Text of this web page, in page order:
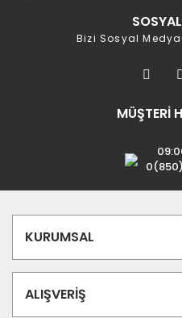
Bizi Sosyal
MÜŞTERİ
KURUMSAL
ALIŞVERİŞ